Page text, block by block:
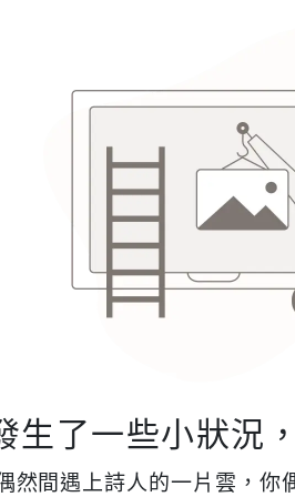
生了一些小狀況
然間遇上詩人的一片雲，你